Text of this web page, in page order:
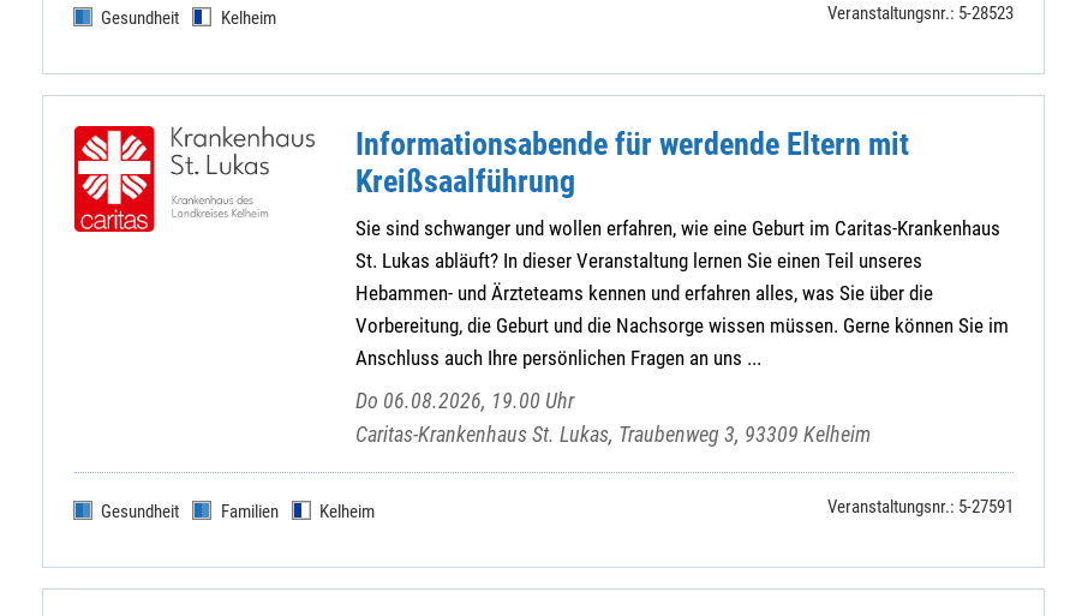
Gesundheit Kelheim Veranstaltungsnr.: 5-28523
Informationsabende für werdende Eltern mit
Kreißsaalführung
Sie sind schwanger und wollen erfahren, wie eine Geburt im Caritas-Krankenhaus
St. Lukas abläuft? In dieser Veranstaltung lernen Sie einen Teil unseres
Hebammen- und Ärzteteams kennen und erfahren alles, was Sie über die
Vorbereitung, die Geburt und die Nachsorge wissen müssen. Gerne können Sie im
Anschluss auch Ihre persönlichen Fragen an uns ...
Do 06.08.2026, 19.00 Uhr
Caritas-Krankenhaus St. Lukas, Traubenweg 3, 93309 Kelheim
Gesundheit Familien Kelheim Veranstaltungsnr.: 5-27591